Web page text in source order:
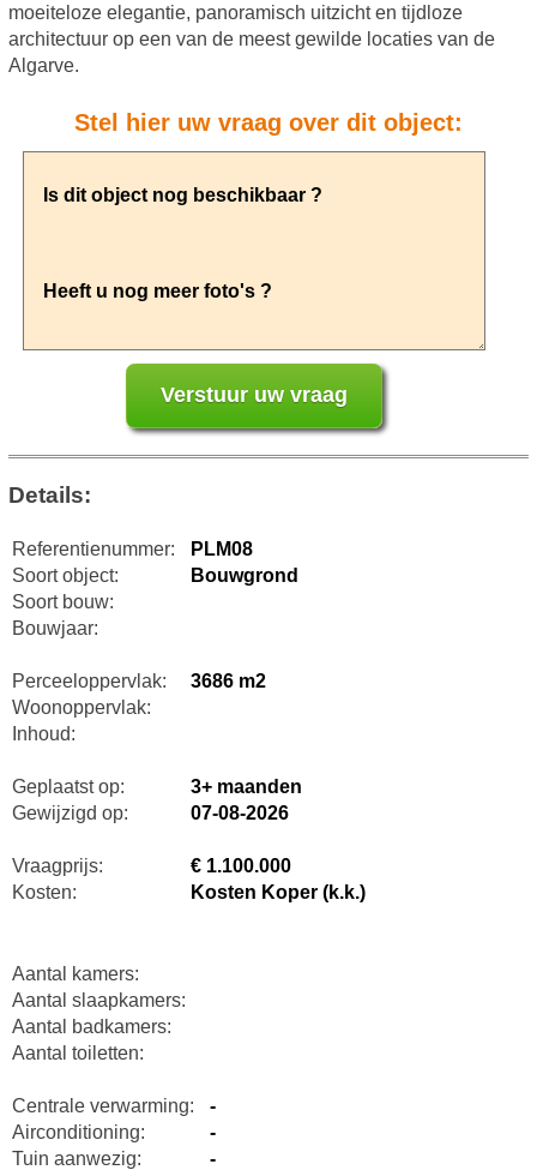
moeiteloze elegantie, panoramisch uitzicht en tijdloze
architectuur op een van de meest gewilde locaties van de
Algarve.
Stel hier uw vraag over dit object:
Details:
Referentienummer:
PLM08
Soort object:
Bouwgrond
Soort bouw:
Bouwjaar:
Perceeloppervlak:
3686 m2
Woonoppervlak:
Inhoud:
Geplaatst op:
3+ maanden
Gewijzigd op:
07-08-2026
Vraagprijs:
€ 1.100.000
Kosten:
Kosten Koper (k.k.)
Aantal kamers:
Aantal slaapkamers:
Aantal badkamers:
Aantal toiletten:
Centrale verwarming:
-
Airconditioning:
-
Tuin aanwezig:
-